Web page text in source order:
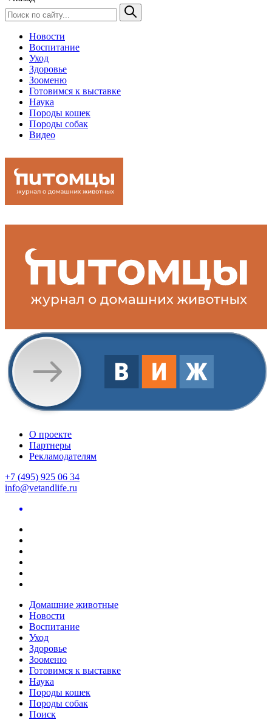
Новости
Воспитание
Уход
Здоровье
Зооменю
Готовимся к выставке
Наука
Породы кошек
Породы собак
Видео
О проекте
Партнеры
Рекламодателям
+7 (495) 925 06 34
info@vetandlife.ru
Домашние животные
Новости
Воспитание
Уход
Здоровье
Зооменю
Готовимся к выставке
Наука
Породы кошек
Породы собак
Поиск